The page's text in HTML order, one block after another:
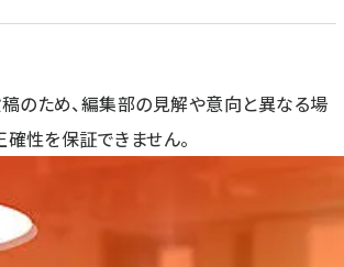
のため、編集部の見解や意向と異なる場
性を保証できません。